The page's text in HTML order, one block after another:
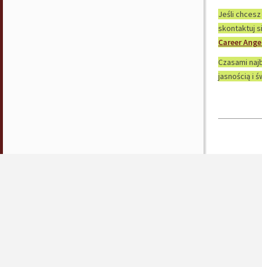
Jeśli chcesz
skontaktuj
Career
Czasami
jasnością i